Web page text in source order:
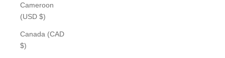
Cameroon
(USD $)
Canada (CAD
$)